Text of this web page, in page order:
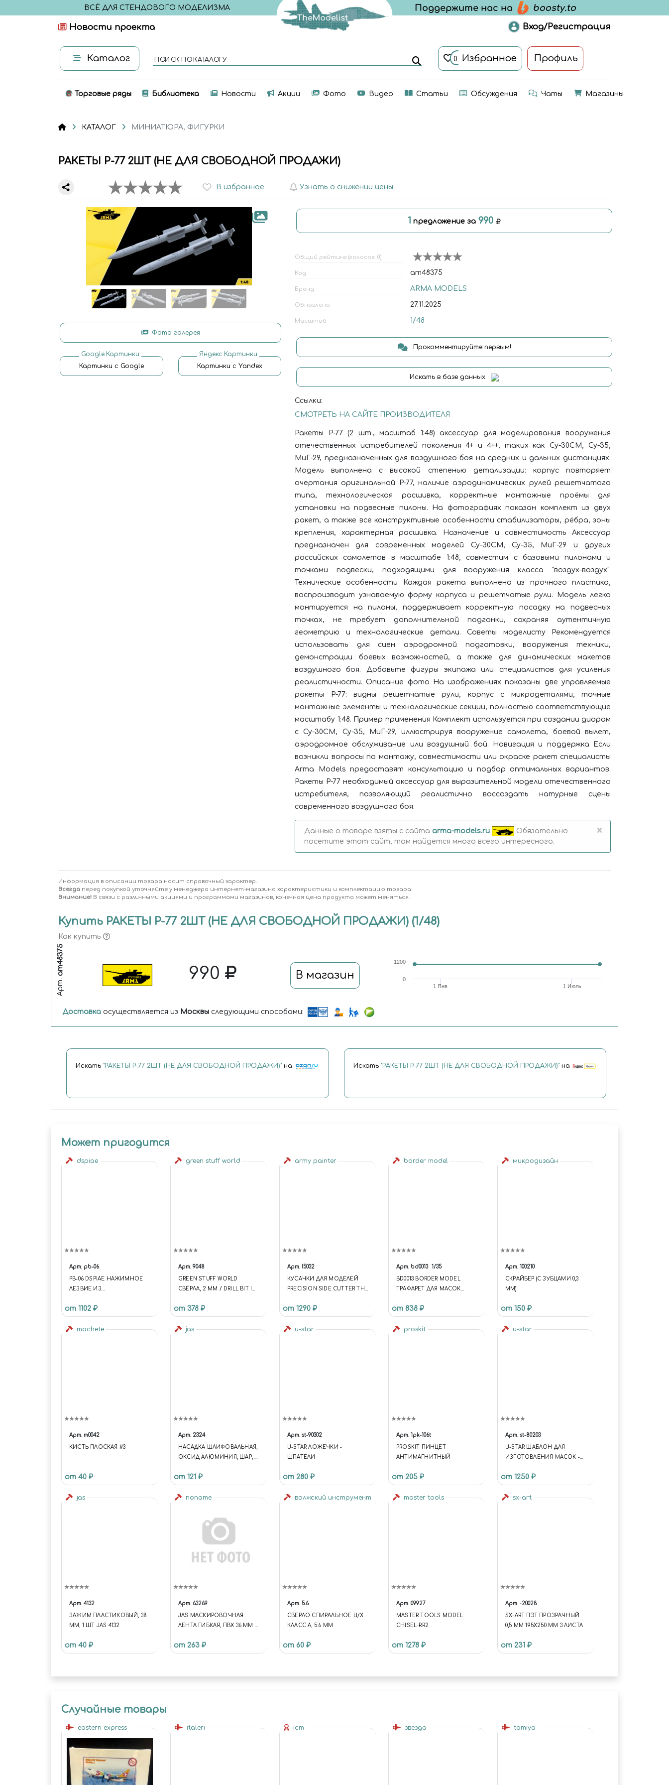
ВСЁ ДЛЯ СТЕНДОВОГО МОДЕЛИЗМА
Новости проекта Вход/Регистрация
Каталог ПОИСК ПО КАТАЛОГУ 0 Избранное Профиль
Торговые ряды Библиотека Новости Акции Фото Видео Статьи Обсуждения Чаты Магазины
КАТАЛОГ МИНИАТЮРА, ФИГУРКИ
РАКЕТЫ Р-77 2ШТ (НЕ ДЛЯ СВОБОДНОЙ ПРОДАЖИ)
В избранное Узнать о снижении цены
Фото галерея
Google.Картинки
Картинки с Google
Яндекс.Картинки
Картинки с Yandex
1 предложение за 990
Общий рейтинг (голосов: 0)
Код am48375
Бренд ARMA MODELS
Обновлено 27.11.2025
Масштаб 1/48
Прокомментируйте первым!
Искать в базе данных
Ссылки:
СМОТРЕТЬ НА САЙТЕ ПРОИЗВОДИТЕЛЯ
Ракеты Р-77 (2 шт., масштаб 1:48) аксессуар для моделирования вооружения
отечественных истребителей поколения 4+ и 4++, таких как Су-30СМ, Су-35,
МиГ-29, предназначенных для воздушного боя на средних и дальних дистанциях.
Модель выполнена с высокой степенью детализации: корпус повторяет
очертания оригинальной Р-77, наличие аэродинамических рулей решетчатого
типа, технологическая расшивка, корректные монтажные проёмы для
установки на подвесные пилоны. На фотографиях показан комплект из двух
ракет, а также все конструктивные особенности стабилизаторы, рёбра, зоны
крепления, характерная расшивка.​ Назначение и совместимость Аксессуар
предназначен для современных моделей Су-30СМ, Су-35, МиГ-29 и других
российских самолетов в масштабе 1:48, совместим с базовыми пилонами и
точками подвески, подходящими для вооружения класса "воздух-воздух".
Технические особенности Каждая ракета выполнена из прочного пластика,
воспроизводит узнаваемую форму корпуса и решетчатые рули. Модель легко
монтируется на пилоны, поддерживает корректную посадку на подвесных
точках, не требует дополнительной подгонки, сохраняя аутентичную
геометрию и технологические детали. Советы моделисту Рекомендуется
использовать для сцен аэродромной подготовки, вооружения техники,
демонстрации боевых возможностей, а также для динамических макетов
воздушного боя. Добавьте фигуры экипажа или специалистов для усиления
реалистичности. Описание фото На изображениях показаны две управляемые
ракеты Р-77: видны решетчатые рули, корпус с микродеталями, точные
монтажные элементы и технологические секции, полностью соответствующие
масштабу 1:48. Пример применения Комплект используется при создании диорам
с Су-30СМ, Су-35, МиГ-29, иллюстрируя вооружение самолёта, боевой вылет,
аэродромное обслуживание или воздушный бой. Навигация и поддержка Если
возникли вопросы по монтажу, совместимости или окраске ракет специалисты
Arma Models предоставят консультацию и подбор оптимальных вариантов.
Ракеты Р-77 необходимый аксессуар для выразительной модели отечественного
истребителя, позволяющий реалистично воссоздать натурные сцены
современного воздушного боя.
Данные о товаре взяты с сайта arma-models.ru
Обязательно
посетите этот сайт, там найдется много всего интересного.
×
Информация в описании товара носит справочный характер.
Всегда перед покупкой уточняйте у менеджера интернет-магазина характеристики и комплектацию товара.
Внимание! В связи с различными акциями и программами магазинов, конечная цена продукта может меняться.
Купить РАКЕТЫ Р-77 2ШТ (НЕ ДЛЯ СВОБОДНОЙ ПРОДАЖИ) (1/48)
Как купить
Арт.
am48375 990 В магазин
1 Янв 1 Июль
0
1200
Доставка осуществляется из Москвы следующими способами:
Искать "РАКЕТЫ Р-77 2ШТ (НЕ ДЛЯ СВОБОДНОЙ ПРОДАЖИ)" на Искать "РАКЕТЫ Р-77 2ШТ (НЕ ДЛЯ СВОБОДНОЙ ПРОДАЖИ)"на
Может пригодится
dspiae
Арт. pb-06
PB-06 DSPIAE НАЖИМНОЕ
ЛЕЗВИЕ ИЗ
ММ
от 1102 ₽
green stuff world
Арт. 9048
GREEN STUFF WORLD
СВЁРЛА, 2 ММ / DRILL BIT IN
от 378 ₽
army painter
Арт. l5032
КУСАЧКИ ДЛЯ МОДЕЛЕЙ
PRECISION SIDE CUTTER THE
от 1290 ₽
border model
Арт. bd0013 1/35
BD0013 BORDER MODEL
ТРАФАРЕТ ДЛЯ МАСОК
MODERN TANK ARMOR (1:35)
от 838 ₽
микродизайн
Арт. 100210
СКРАЙБЕР (С ЗУБЦАМИ 0,3
ММ)
от 150 ₽
machete
Арт. m0042
КИСТЬ ПЛОСКАЯ #3
от 40 ₽
jas
Арт. 2324
НАСАДКА ШЛИФОВАЛЬНАЯ,
ОКСИД АЛЮМИНИЯ, ШАР, 10
2324
от 121 ₽
u-star
Арт. st-90302
U-STAR ЛОЖЕЧКИ -
ШПАТЕЛИ
от 280 ₽
proskit
Арт. 1pk-106t
PROSKIT ПИНЦЕТ
АНТИМАГНИТНЫЙ
от 205 ₽
u-star
Арт. st-80203
U-STAR ШАБЛОН ДЛЯ
ИЗГОТОВЛЕНИЯ МАСОК -
200X270ММ
от 1250 ₽
jas
Арт. 4132
ЗАЖИМ ПЛАСТИКОВЫЙ, 38
ММ, 1 ШТ JAS 4132
от 40 ₽
noname
Арт. 63269
JAS МАСКИРОВОЧНАЯ
ЛЕНТА ГИБКАЯ, ПВХ 36 ММ Х
от 263 ₽
волжский инструмент
Арт. 5.6
СВЕРЛО СПИРАЛЬНОЕ Ц/Х
КЛАСС А, 5.6 ММ
от 60 ₽
master tools
Арт. 09927
MASTER TOOLS MODEL
CHISEL-RR2
от 1278 ₽
sx-art
Арт. -20028
SX-ART ПЭТ ПРОЗРАЧНЫЙ
0,5 ММ 195Х250 ММ 3 ЛИСТА
от 231 ₽
Случайные товары
eastern express italeri icm звезда tamiya